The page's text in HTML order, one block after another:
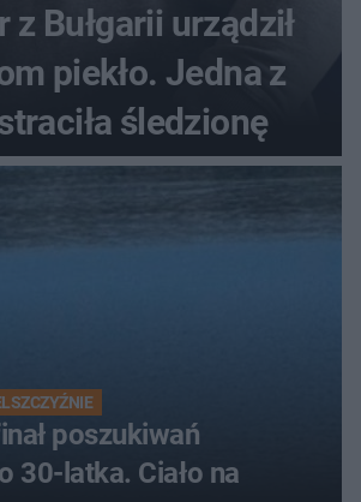
z Bułgarii urządził
piekło. Jedna z
śledzionę
poszukiwań
30-latka. Ciało na